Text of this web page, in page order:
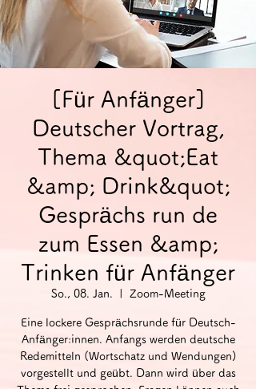
[Für Anfänger]
Deutscher Vortrag,
Thema &quot;Eat
&amp; Drink&quot;
Gesprächs run de
zum Essen &amp;
Trinken für Anfänger
So., 08. Jan. Zoom-Meeting
Eine lockere Gesprächsrunde für Deutsch-
Anfänger:innen. Anfangs werden deutsche
Redemitteln (Wortschatz und Wendungen)
vorgestellt und geübt. Dann wird über das